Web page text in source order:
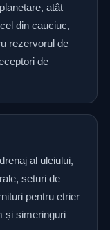
atât
din cauciuc,
rezervorul de
de
al uleiului,
seturi de
pentru etrier
și simeringuri